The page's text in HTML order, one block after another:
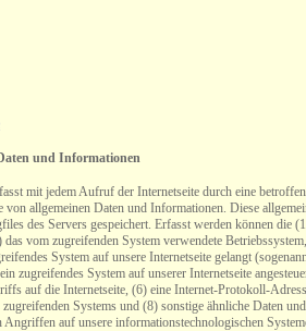
und Informationen
mit jedem Aufruf der Internetseite durch eine
von allgemeinen Daten und Informationen. Diese
des Servers gespeichert. Erfasst werden können die
vom zugreifenden System verwendete
System auf unsere Internetseite gelangt
zugreifendes System auf unserer Internetseite
auf die Internetseite, (6) eine Internet-Protokoll-
Systems und (8) sonstige ähnliche Daten
auf unsere informationstechnologischen